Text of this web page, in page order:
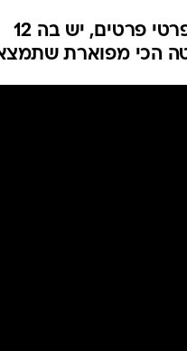
היא שוכנת על גדות אגם בז'נבה, כל פינה בה מעוצבת עד לפרטי פרטים, יש בה 12
הכי מפוארת